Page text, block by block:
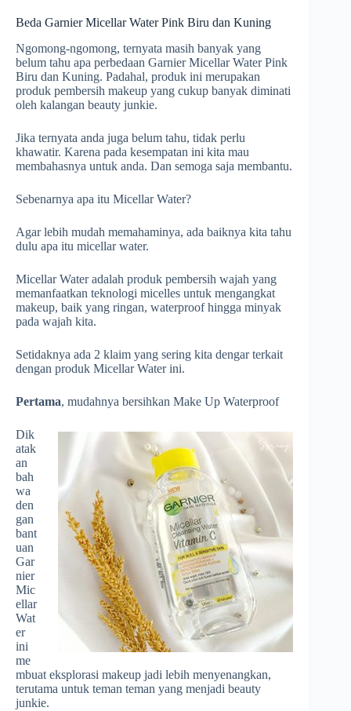
Beda Garnier Micellar Water Pink Biru dan Kuning
Ngomong-ngomong, ternyata masih banyak yang
belum tahu apa perbedaan Garnier Micellar Water Pink
Biru dan Kuning. Padahal, produk ini merupakan
produk pembersih makeup yang cukup banyak diminati
oleh kalangan beauty junkie.
Jika ternyata anda juga belum tahu, tidak perlu
khawatir. Karena pada kesempatan ini kita mau
membahasnya untuk anda. Dan semoga saja membantu.
Sebenarnya apa itu Micellar Water?
Agar lebih mudah memahaminya, ada baiknya kita tahu
dulu apa itu micellar water.
Micellar Water adalah produk pembersih wajah yang
memanfaatkan teknologi micelles untuk mengangkat
makeup, baik yang ringan, waterproof hingga minyak
pada wajah kita.
Setidaknya ada 2 klaim yang sering kita dengar terkait
dengan produk Micellar Water ini.
Pertama, mudahnya bersihkan Make Up Waterproof
Dik
atak
an
bah
wa
den
gan
bant
uan
Gar
nier
Mic
ellar
Wat
er
ini
me
mbuat eksplorasi makeup jadi lebih menyenangkan,
terutama untuk teman teman yang menjadi beauty
junkie.